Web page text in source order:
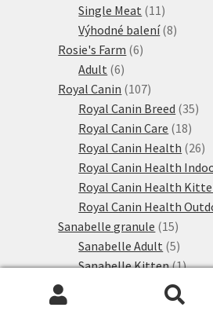
Single Meat 11 11
produktů
Výhodné balení 88
Rosie's Farm 66
Adult 66
produktů
Royal Canin 107107
produktů
Royal Canin Breed 3535
Royal Canin Care 1818
Royal Canin Health 2626
Royal Canin Health
Royal Canin Health
Royal Canin Health
Sanabelle granule 1515
Sanabelle Adult 55
Sanabelle Kitten 11
Sanabelle Senior 1
Sanabelle speciální výživa